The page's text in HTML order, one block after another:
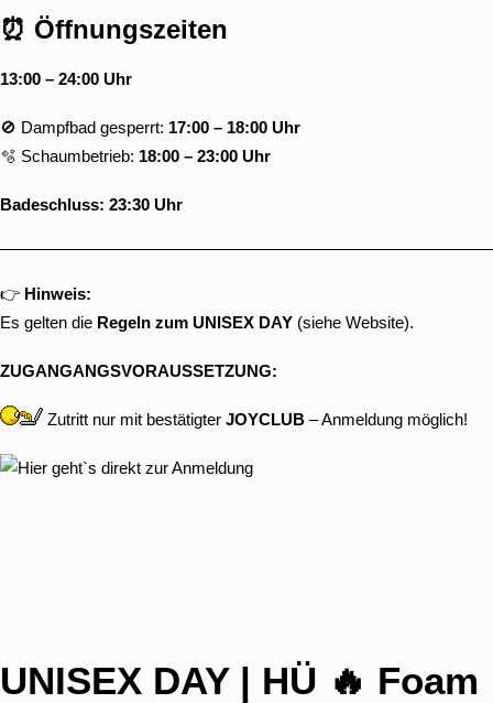
⏰ Öffnungszeiten
13:00 – 24:00 Uhr
🚫 Dampfbad gesperrt: 17:00 – 18:00 Uhr
🫧 Schaumbetrieb: 18:00 – 23:00 Uhr
Badeschluss: 23:30 Uhr
👉 Hinweis:
Es gelten die Regeln zum UNISEX DAY (siehe Website).
ZUGANGANGSVORAUSSETZUNG:
Zutritt nur mit bestätigter JOYCLUB – Anmeldung möglich!
UNISEX DAY | HÜ 🔥 Foam